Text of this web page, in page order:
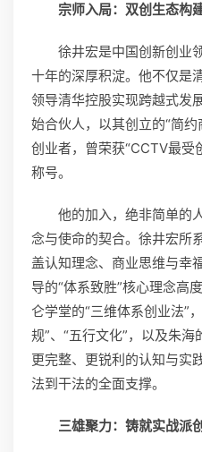
宗师入局：双创生态构
徐井宏是中国创新创业领
十年的深厚积淀。他不仅是
领导清华控股实现跨越式发
始合伙人，以其创立的“简
创业者，曾荣获“CCTV最受
称号。
他的加入，绝非简单的人
念与使命的契合。徐井宏
盖认知理念、商业思维与
导的“体系致胜”核心理念高
仑学堂的“三维体系创业法”
规”、“五行文化”，以及朱
更完整、更锐利的认知与实
法到干法的全面支撑。
三雄聚力：铸就实战派创